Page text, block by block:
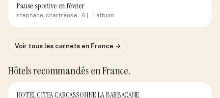
Pause sportive en février
stephane-chartreuse · 6 j · 1 album
Voir tous les carnets en France →
Hôtels recommandés en France.
HOTEL CITEA CARCASSONNE LA BARBACANE